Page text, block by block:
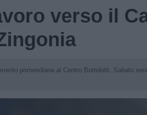
verso il
pomeridiana al Centro Bortolotti. Sabato